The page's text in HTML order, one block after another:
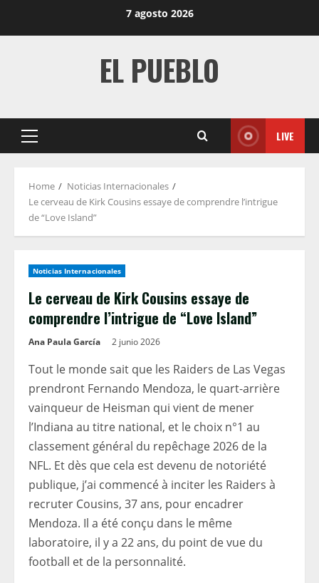
7 agosto 2026
EL PUEBLO
Primary
LIVE
Home
Noticias Internacionales
Le cerveau de Kirk Cousins ​​​​essaye de comprendre l’intrigue
de “Love Island”
Noticias Internacionales
Le cerveau de Kirk Cousins ​​​​essaye de
comprendre l’intrigue de “Love Island”
Ana Paula García 2 junio 2026
Tout le monde sait que les Raiders de Las Vegas
prendront Fernando Mendoza, le quart-arrière
vainqueur de Heisman qui vient de mener
l’Indiana au titre national, et le choix n°1 au
classement général du repêchage 2026 de la
NFL. Et dès que cela est devenu de notoriété
publique, j’ai commencé à inciter les Raiders à
recruter Cousins, 37 ans, pour encadrer
Mendoza. Il a été conçu dans le même
laboratoire, il y a 22 ans, du point de vue du
football et de la personnalité.